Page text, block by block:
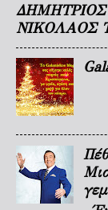
ΝΙΚΟΛΑΟΣ